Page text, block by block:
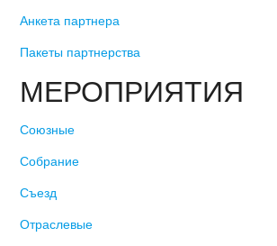
Анкета партнера
Пакеты партнерства
МЕРОПРИЯТИЯ
Союзные
Собрание
Съезд
Отраслевые